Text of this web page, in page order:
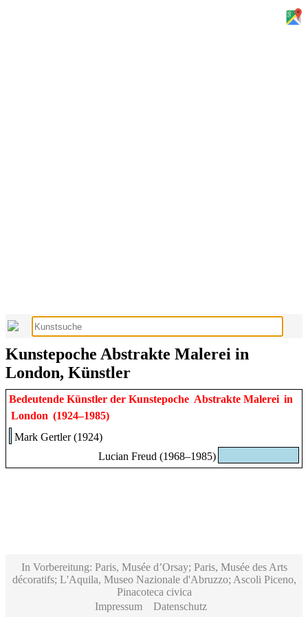
Kunstepoche Abstrakte Malerei in
London, Künstler
Bedeutende Künstler der Kunstepoche Abstrakte Malerei in
London (1924–1985)
Mark Gertler (1924)
Lucian Freud (1968–1985)
In Vorbereitung: Paris, Musée d’Orsay; Paris, Musée des Arts
décoratifs; L'Aquila, Museo Nazionale d'Abruzzo; Ascoli Piceno,
Pinacoteca civica
Impressum
Datenschutz